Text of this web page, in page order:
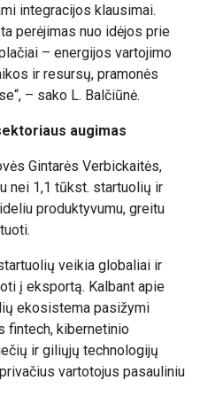
integracijos klausimai.
perėjimas nuo idėjos prie
– energijos vartojimo
ir resursų, pramonės
– sako L. Balčiūnė.
augimas
Gintarės Verbickaitės,
nei 1,1 tūkst. startuolių ir
produktyvumu, greitu
veikia globaliai ir
į eksportą. Kalbant apie
ekosistema pasižymi
fintech, kibernetinio
ir giliųjų technologijų
vartotojus pasauliniu